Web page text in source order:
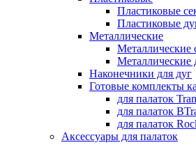
Пластиковые
Пластиковые
Металлические
Металлические
Металлические
Наконечники для дуг
Готовые комплекты
для палаток
для палаток
для палаток
Аксессуары для палаток